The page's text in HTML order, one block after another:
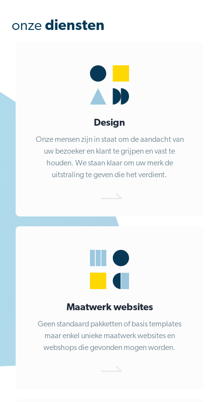
onze diensten
Design
Onze mensen zijn in staat om de aandacht van
uw bezoeker en klant te grijpen en vast te
houden. We staan klaar om uw merk de
uitstraling te geven die het verdient.
Maatwerk websites
Geen standaard pakketten of basis templates
maar enkel unieke maatwerk websites en
webshops die gevonden mogen worden.